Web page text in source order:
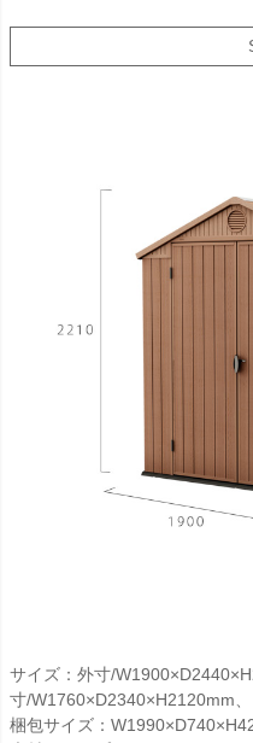
サイズ：外寸/
寸/W1760×D2340×H2120mm
梱包サイズ：